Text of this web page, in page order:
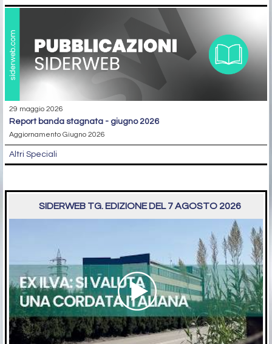
29 maggio 2026
report banda stagnata - giugno 2026
Aggiornamento Giugno 2026
Altri Speciali
SIDERWEB TG. EDIZIONE DEL 7 AGOSTO 2026